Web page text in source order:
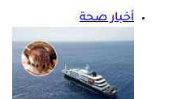
أخبار صحة